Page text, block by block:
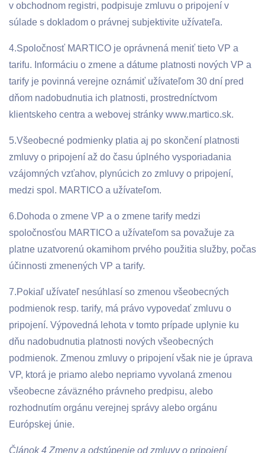
v obchodnom registri, podpisuje zmluvu o pripojení v
súlade s dokladom o právnej subjektivite užívateľa.
4.Spoločnosť MARTICO je oprávnená meniť tieto VP a
tarifu. Informáciu o zmene a dátume platnosti nových VP a
tarify je povinná verejne oznámiť užívateľom 30 dní pred
dňom nadobudnutia ich platnosti, prostredníctvom
klientskeho centra a webovej stránky www.martico.sk.
5.Všeobecné podmienky platia aj po skončení platnosti
zmluvy o pripojení až do času úplného vysporiadania
vzájomných vzťahov, plynúcich zo zmluvy o pripojení,
medzi spol. MARTICO a užívateľom.
6.Dohoda o zmene VP a o zmene tarify medzi
spoločnosťou MARTICO a užívateľom sa považuje za
platne uzatvorenú okamihom prvého použitia služby, počas
účinnosti zmenených VP a tarify.
7.Pokiaľ užívateľ nesúhlasí so zmenou všeobecných
podmienok resp. tarify, má právo vypovedať zmluvu o
pripojení. Výpovedná lehota v tomto prípade uplynie ku
dňu nadobudnutia platnosti nových všeobecných
podmienok. Zmenou zmluvy o pripojení však nie je úprava
VP, ktorá je priamo alebo nepriamo vyvolaná zmenou
všeobecne záväzného právneho predpisu, alebo
rozhodnutím orgánu verejnej správy alebo orgánu
Európskej únie.
Článok 4 Zmeny a odstúpenie od zmluvy o pripojení